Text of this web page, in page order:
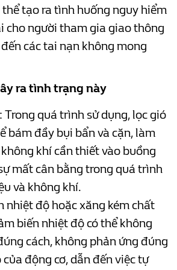
tạo ra tình huống nguy hiểm
cho người tham gia giao thông
các tai nạn không mong
ra tình trạng này
Trong quá trình sử dụng, lọc gió
bám đầy bụi bẩn và cặn, làm
khí cần thiết vào buồng
mất cân bằng trong quá trình
và không khí.
nhiệt độ hoặc xăng kém chất
biến nhiệt độ có thể không
cách, không phản ứng đúng
động cơ, dẫn đến việc tự